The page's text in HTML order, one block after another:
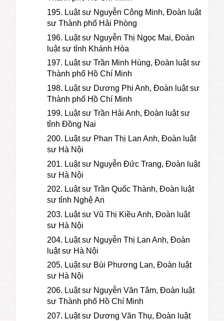
195. Luật sư Nguyễn Công Minh, Đoàn luật
sư Thành phố Hải Phòng
196. Luật sư Nguyễn Thị Ngọc Mai, Đoàn
luật sư tỉnh Khánh Hòa
197. Luật sư Trần Minh Hùng, Đoàn luật sư
Thành phố Hồ Chí Minh
198. Luật sư Dương Phi Anh, Đoàn luật sư
Thành phố Hồ Chí Minh
199. Luật sư Trần Hải Anh, Đoàn luật sư
tỉnh Đồng Nai
200. Luật sư Phan Thị Lan Anh, Đoàn luật
sư Hà Nội
201. Luật sư Nguyễn Đức Trang, Đoàn luật
sư Hà Nội
202. Luật sư Trần Quốc Thành, Đoàn luật
sư tỉnh Nghệ An
203. Luật sư Vũ Thị Kiều Anh, Đoàn luật
sư Hà Nội
204. Luật sư Nguyễn Thị Lan Anh, Đoàn
luật sư Hà Nội
205. Luật sư Bùi Phương Lan, Đoàn luật
sư Hà Nội
206. Luật sư Nguyễn Văn Tâm, Đoàn luật
sư Thành phố Hồ Chí Minh
207. Luật sư Dương Văn Thụ, Đoàn luật